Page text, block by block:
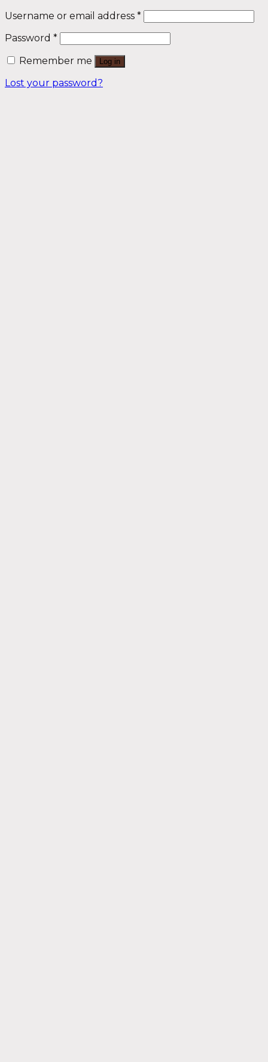
Username or email address *
Password *
Remember me
Log in
Lost your password?